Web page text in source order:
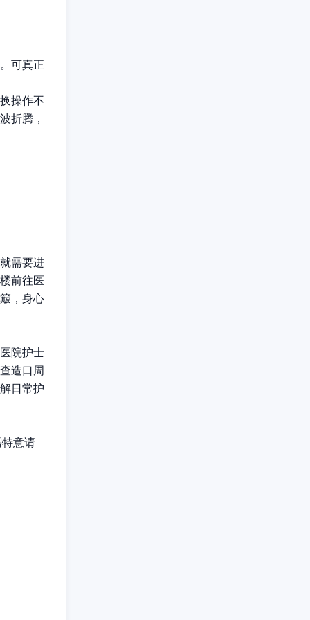
可真正
操作不
折腾，
需要进
前往医
，身心
院护士
造口周
日常护
特意请